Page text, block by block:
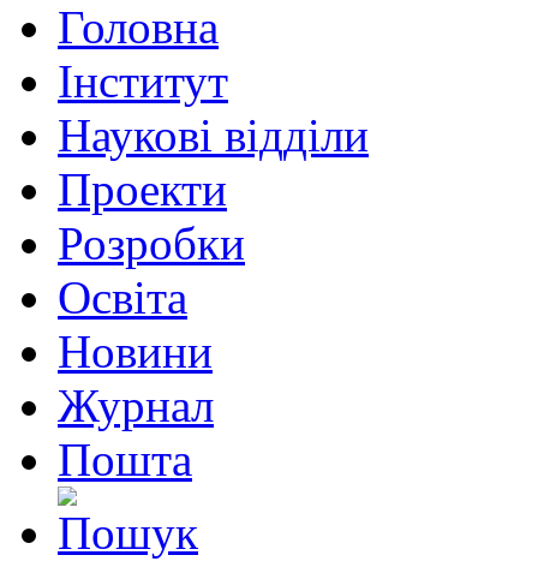
Головна
Інститут
Наукові відділи
Проекти
Розробки
Освіта
Новини
Журнал
Пошта